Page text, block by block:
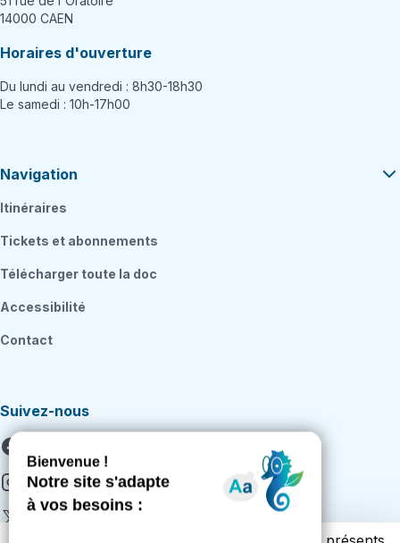
14000 CAEN
Horaires d'ouverture
Du lundi au vendredi : 8h30-18h30
Le samedi : 10h-17h00
Navigation
Itinéraires
Tickets et abonnements
Télécharger toute la doc
Accessibilité
Contact
Suivez-nous
Instagram